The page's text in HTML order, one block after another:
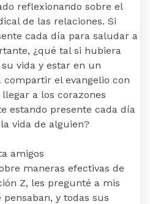
reflexionando sobre el
de las relaciones. Si
cada día para saludar a
¿qué tal si hubiera
vida y estar en un
el evangelio con
a los corazones
estando presente cada día
vida de alguien?
amigos
maneras efectivas de
Z, les pregunté a mis
y todas sus